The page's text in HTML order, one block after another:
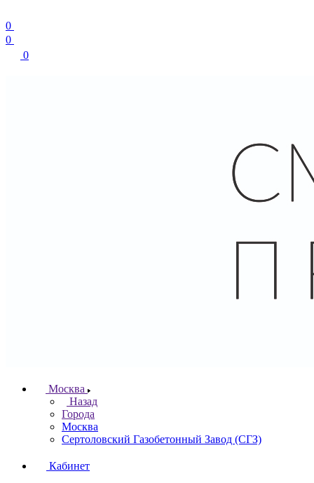
0
0
0
Москва
Назад
Города
Москва
Сертоловский Газобетонный Завод (СГЗ)
Кабинет